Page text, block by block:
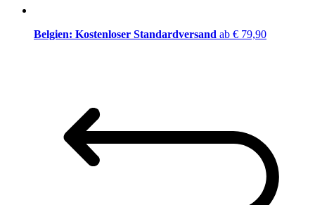
Belgien: Kostenloser Standardversand ab € 79,90